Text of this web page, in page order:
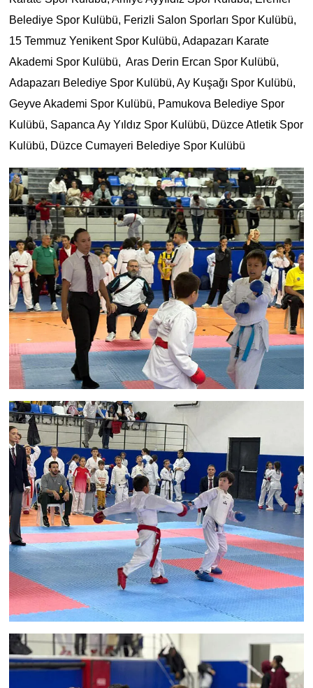
Belediye Spor Kulübü, Ferizli Salon Sporları Spor Kulübü,
15 Temmuz Yenikent Spor Kulübü, Adapazarı Karate
Akademi Spor Kulübü, Aras Derin Ercan Spor Kulübü,
Adapazarı Belediye Spor Kulübü, Ay Kuşağı Spor Kulübü,
Geyve Akademi Spor Kulübü, Pamukova Belediye Spor
Kulübü, Sapanca Ay Yıldız Spor Kulübü, Düzce Atletik Spor
Kulübü, Düzce Cumayeri Belediye Spor Kulübü